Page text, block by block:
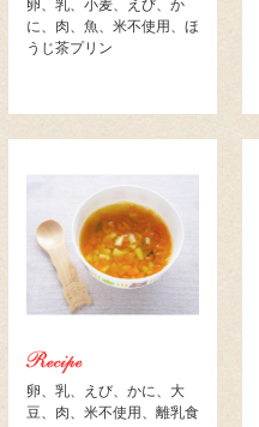
卵、乳、小麦、えび、か
に、肉、魚、米不使用、ほ
うじ茶プリン
卵、乳、えび、かに、大
豆、肉、米不使用、離乳食